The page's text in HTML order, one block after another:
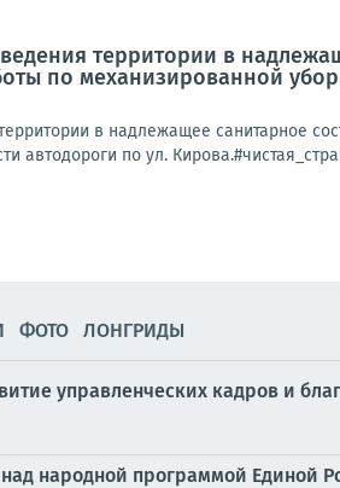
территории в
по механизированной
в надлежащее санитарное
автодороги по ул.
ФОТО ЛОНГРИДЫ
управленческих кадров и
народной программой Единой